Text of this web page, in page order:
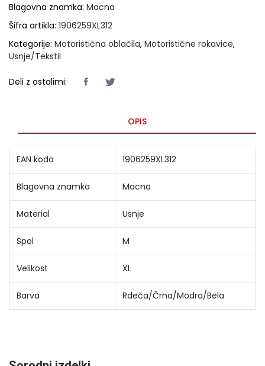
Blagovna znamka: Macna
Šifra artikla: 1906259XL312
Kategorije: Motoristična oblačila, Motoristične rokavice,
Usnje/Tekstil
Deli z ostalimi:
OPIS
EAN koda 1906259XL312
Blagovna znamka Macna
Material Usnje
Spol M
Velikost XL
Barva Rdeča/Črna/Modra/Bela